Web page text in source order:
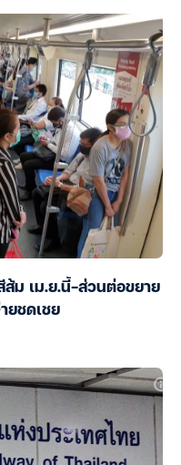
ส้ม เม.ย.นี้-ส่วนต่อขยาย
ยชดเชย